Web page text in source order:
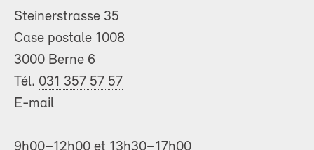
Steinerstrasse 35
Case postale 1008
3000 Berne 6
Tél. 031 357 57 57
E-mail
9h00–12h00 et 13h30–17h00